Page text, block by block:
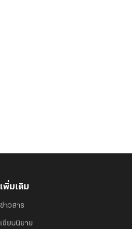
เพิ่มเติม
ข่าวสาร
เขียนนิยาย